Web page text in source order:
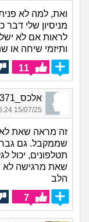
ואת, למה לא
לראות אם לא
ותיזמי שיחה או
11
אלכס_2371, בת 38, אורחת
15/07/25 16:24
זה מראה שאת לא
שממקבל. גם גבר
תטלפונים, יכול
שאת מרגישה לא
הלב
7